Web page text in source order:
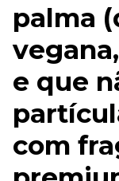
palma
e que
com